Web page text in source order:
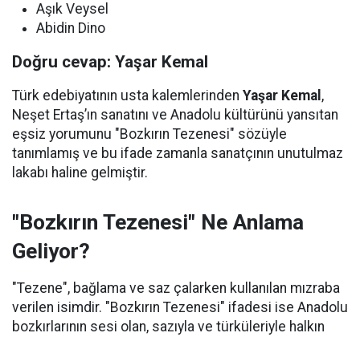
Aşık Veysel
Abidin Dino
Doğru cevap: Yaşar Kemal
Türk edebiyatının usta kalemlerinden Yaşar Kemal ,
Neşet Ertaş’ın sanatını ve Anadolu kültürünü yansıtan
eşsiz yorumunu "Bozkırın Tezenesi" sözüyle
tanımlamış ve bu ifade zamanla sanatçının unutulmaz
lakabı haline gelmiştir.
"Bozkırın Tezenesi" Ne Anlama
Geliyor?
"Tezene", bağlama ve saz çalarken kullanılan mızraba
verilen isimdir. "Bozkırın Tezenesi" ifadesi ise Anadolu
bozkırlarının sesi olan, sazıyla ve türküleriyle halkın